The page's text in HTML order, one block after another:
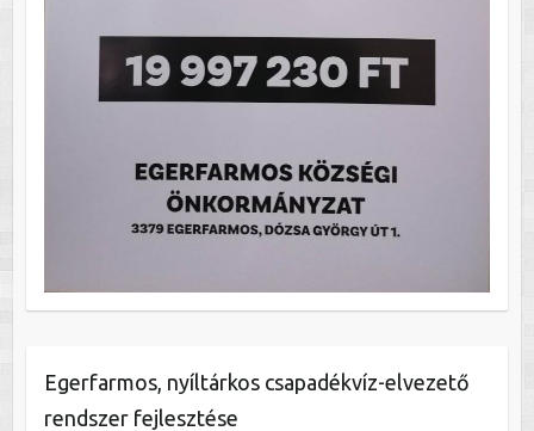
Egerfarmos, nyíltárkos csapadékvíz-elvezető
rendszer fejlesztése